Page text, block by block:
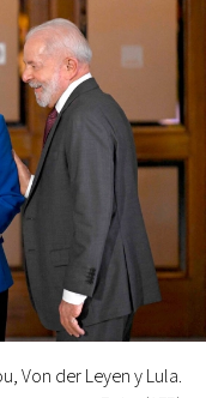
Von der Leyen y Lula.